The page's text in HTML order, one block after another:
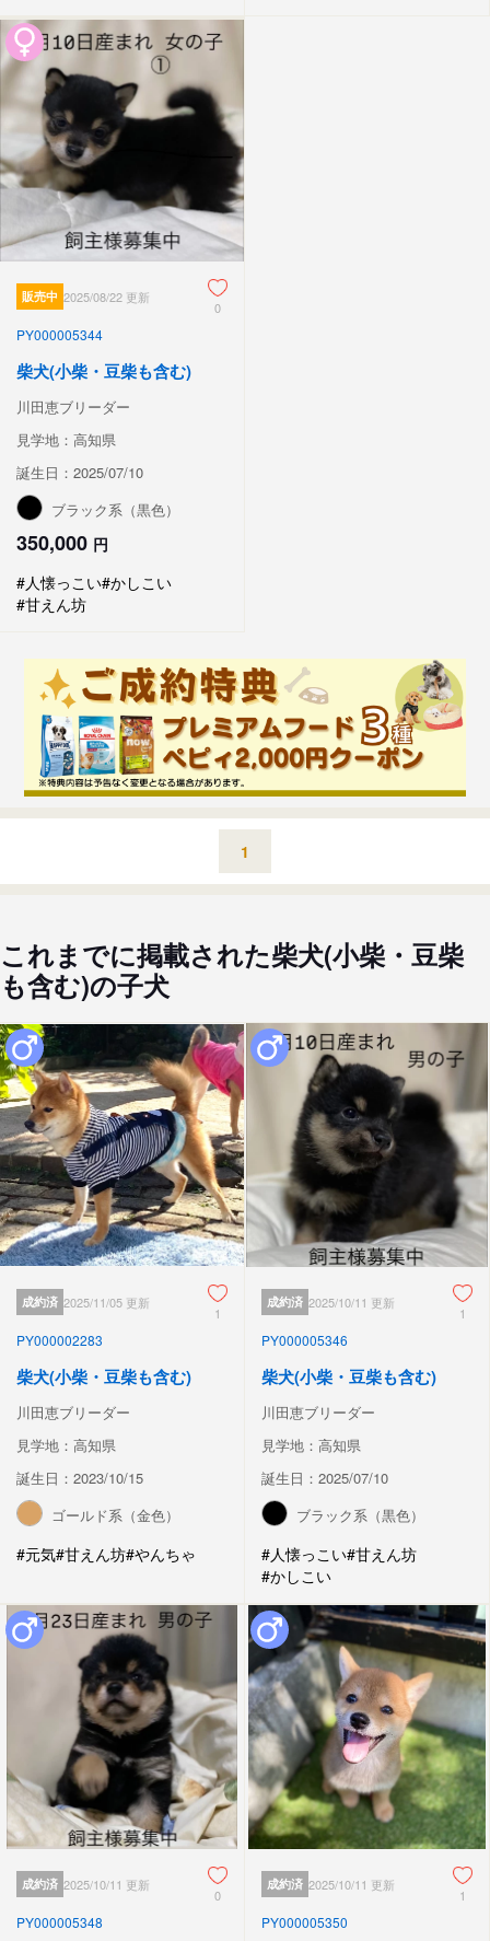
販売中 2025/08/22 更新
0
PY000005344
柴犬(小柴・豆柴も含む)
川田恵ブリーダー
見学地：高知県
誕生日：2025/07/10
ブラック系（黒色）
350,000 円
#人懐っこい#かしこい
#甘えん坊
1
これまでに掲載された柴犬(小柴・豆柴
も含む)の子犬
成約済 2025/11/05 更新
1
PY000002283
柴犬(小柴・豆柴も含む)
川田恵ブリーダー
見学地：高知県
誕生日：2023/10/15
ゴールド系（金色）
#元気#甘えん坊#やんちゃ
成約済 2025/10/11 更新
1
PY000005346
柴犬(小柴・豆柴も含む)
川田恵ブリーダー
見学地：高知県
誕生日：2025/07/10
ブラック系（黒色）
#人懐っこい#甘えん坊
#かしこい
成約済 2025/10/11 更新
0
PY000005348
成約済 2025/10/11 更新
1
PY000005350